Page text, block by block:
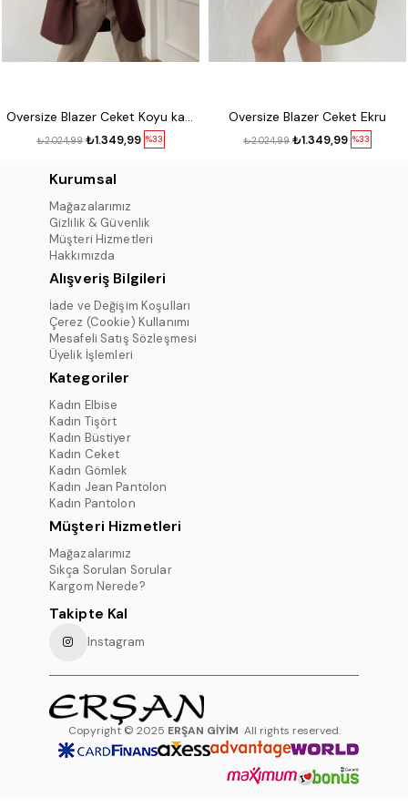
Oversize Blazer Ceket Koyu kahve
%33
₺1.349,99
₺2.024,99
Oversize Blazer Ceket Ekru
%33
₺1.349,99
₺2.024,99
Kurumsal
Mağazalarımız
Gizlilik & Güvenlik
Müşteri Hizmetleri
Hakkımızda
Alışveriş Bilgileri
İade ve Değişim Koşulları
Çerez (Cookie) Kullanımı
Mesafeli Satış Sözleşmesi
Üyelik İşlemleri
Kategoriler
Kadın Elbise
Kadın Tişört
Kadın Büstiyer
Kadın Ceket
Kadın Gömlek
Kadın Jean Pantolon
Kadın Pantolon
Müşteri Hizmetleri
Mağazalarımız
Sıkça Sorulan Sorular
Kargom Nerede?
Takipte Kal
Instagram
Copyright © 2025 ERŞAN GİYİM All rights reserved.